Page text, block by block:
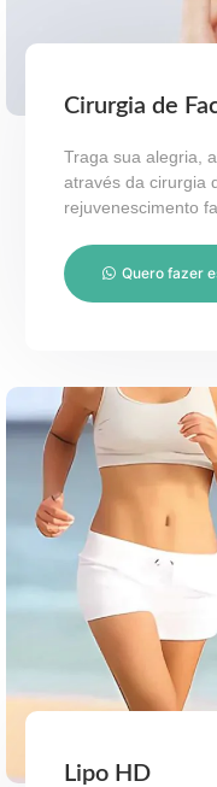
Cirurgia de
Traga sua alegria,
através da cirurgia
rejuvenescimento
Quero fazer
Lipo HD